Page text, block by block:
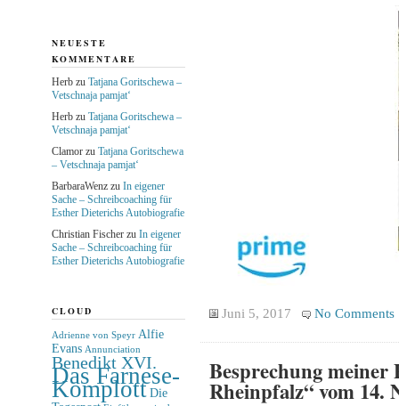
Juni 5, 2017 No Comments
Besprechung meiner
Rheinpfalz“ vom 14.
NEUESTE
KOMMENTARE
Herbzu Tatjana Goritschewa –
Vetschnaja pamjat‘
Herbzu Tatjana Goritschewa –
Vetschnaja pamjat‘
Clamorzu Tatjana Goritschewa
– Vetschnaja pamjat‘
BarbaraWenzzu In eigener
Sache – Schreibcoaching für
Esther Dieterichs Autobiografie
Christian Fischerzu In eigener
Sache – Schreibcoaching für
Esther Dieterichs Autobiografie
CLOUD
Adrienne von Speyr Alfie
Evans Annunciation
Benedikt XVI.
Das Farnese-
Komplott Die